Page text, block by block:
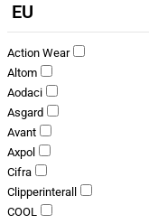
EU
Action Wear
Altom
Aodaci
Asgard
Avant
Axpol
Cifra
Clipperinterall
COOL